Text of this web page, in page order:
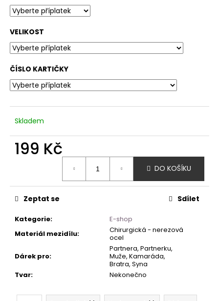
VELIKOST
ČÍSLO KARTIČKY
Skladem
199 Kč
DO KOŠÍKU
Kategorie:
E-shop
Materiál mezidílu:
Chirurgická - nerezová
ocel
Dárek pro:
Partnera, Partnerku,
Muže, Kamaráda,
Bratra, Syna
Tvar: Nekonečno
Zeptat se Sdílet